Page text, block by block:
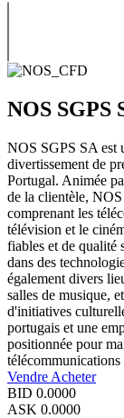
NOS SGPS
NOS SGPS SA est
divertissement de
Portugal. Animée
de la clientèle,
comprenant les
télévision et le
fiables et de qualité
dans des
également divers
salles de musique,
d'initiatives
portugais et une
positionnée pour
Vendre Acheter
BID 0.0000
ASK 0.0000